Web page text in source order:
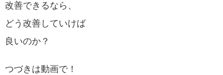
改善できるなら、
どう改善していけば
良いのか？
つづきは動画で！